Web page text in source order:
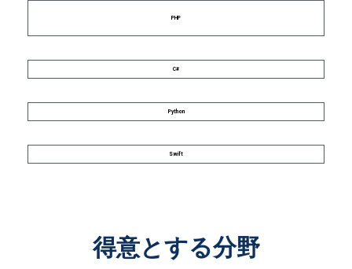
PHP
C#
Python
Swift
得意とする分野